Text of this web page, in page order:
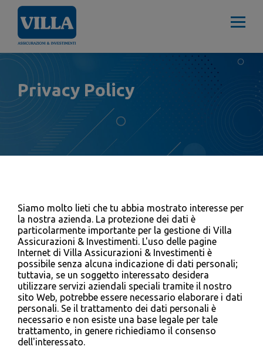
Privacy Policy
Siamo molto lieti che tu abbia mostrato interesse per
la nostra azienda. La protezione dei dati è
particolarmente importante per la gestione di Villa
Assicurazioni & Investimenti. L'uso delle pagine
Internet di Villa Assicurazioni & Investimenti è
possibile senza alcuna indicazione di dati personali;
tuttavia, se un soggetto interessato desidera
utilizzare servizi aziendali speciali tramite il nostro
sito Web, potrebbe essere necessario elaborare i dati
personali. Se il trattamento dei dati personali è
necessario e non esiste una base legale per tale
trattamento, in genere richiediamo il consenso
dell'interessato.